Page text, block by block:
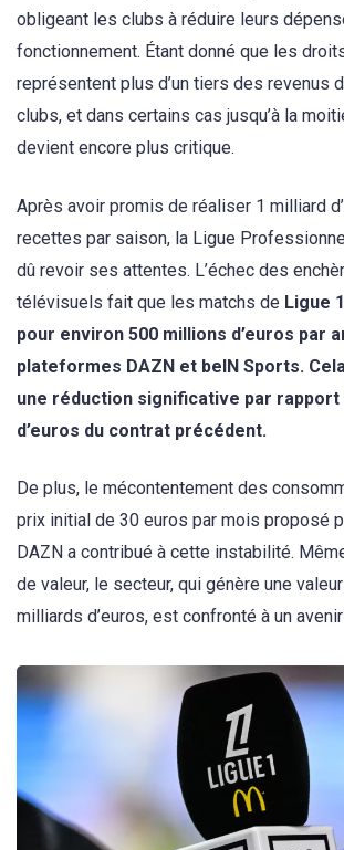
obligeant les clubs à réduire leurs
fonctionnement. Étant donné que les
représentent plus d’un tiers des revenus
clubs, et dans certains cas jusqu’à la
devient encore plus critique.
Après avoir promis de réaliser 1 milliard
recettes par saison, la Ligue
dû revoir ses attentes. L’échec des
télévisuels fait que les matchs de Ligue
pour environ 500 millions d’euros par
plateformes DAZN et beIN Sports.
une réduction significative par rapport
d’euros du contrat précédent.
De plus, le mécontentement des
prix initial de 30 euros par mois proposé
DAZN a contribué à cette instabilité.
de valeur, le secteur, qui génère une
milliards d’euros, est confronté à un